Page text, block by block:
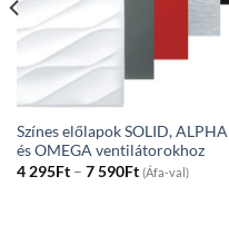
Színes előlapok SOLID, ALPHA
és OMEGA ventilátorokhoz
4 295Ft – 7 590FtPrice
range:
(Áfa-val)